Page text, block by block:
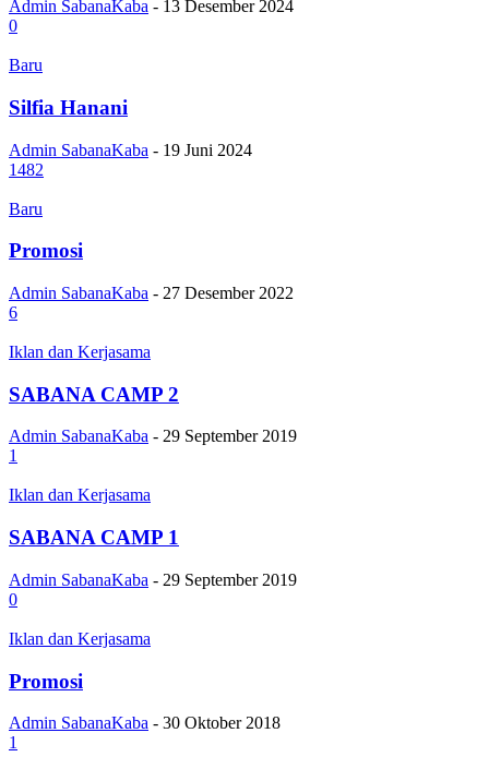
Admin SabanaKaba - 13 Desember 2024
0
Baru
Silfia Hanani
Admin SabanaKaba - 19 Juni 2024
1482
Baru
Promosi
Admin SabanaKaba - 27 Desember 2022
6
Iklan dan Kerjasama
SABANA CAMP 2
Admin SabanaKaba - 29 September 2019
1
Iklan dan Kerjasama
SABANA CAMP 1
Admin SabanaKaba - 29 September 2019
0
Iklan dan Kerjasama
Promosi
Admin SabanaKaba - 30 Oktober 2018
1